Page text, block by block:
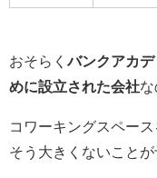
おそらくバンクアカ
めに設立された会社な
コワーキングスペー
そう大きくないことが